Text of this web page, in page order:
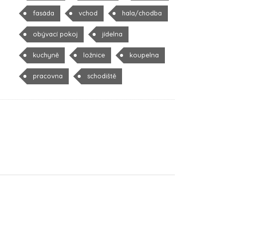
fasáda vchod hala/chodba
obývací pokoj jídelna
kuchyně ložnice koupelna
pracovna schodiště